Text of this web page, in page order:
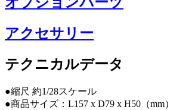
アクセサリー
テクニカルデータ
●縮尺 約1/28スケール
●商品サイズ：L157 x D79 x H50（mm）